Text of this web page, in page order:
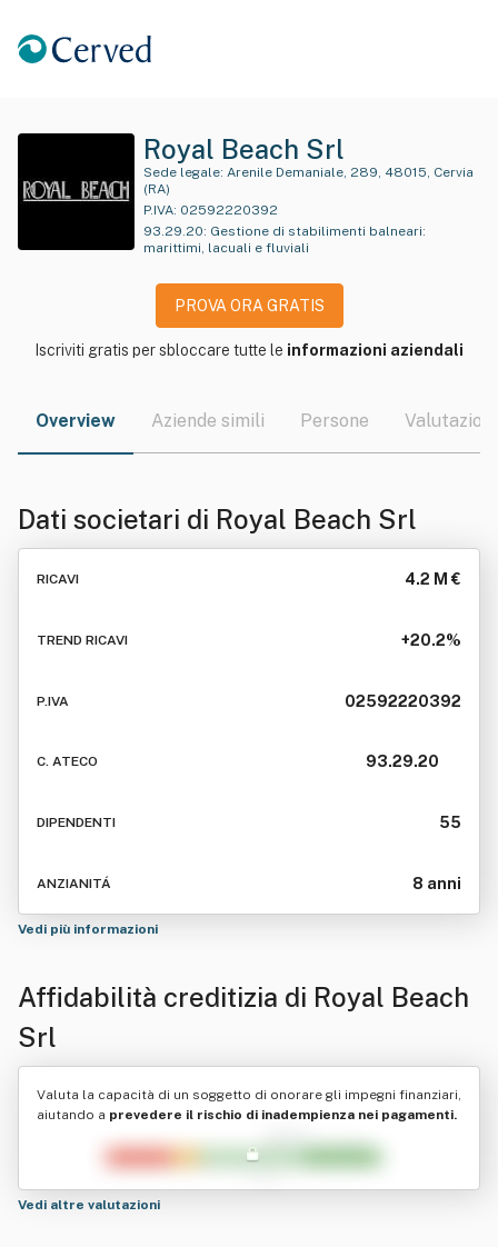
Royal Beach Srl
Sede legale:
(RA)
P.IVA: 02592220392
93.29.20: Gestione di stabilimenti balneari:
marittimi, lacuali e fluviali
PROVA ORA GRATIS
Iscriviti gratis per sbloccare tutte le informazioni aziendali
Overview Aziende simili Persone Valutazioni
Dati societari di Royal Beach Srl
RICAVI 4.2 M €
TREND RICAVI +20.2%
P.IVA 02592220392
C. ATECO 93.29.20
DIPENDENTI 55
ANZIANITÁ 8 anni
Vedi più informazioni
Affidabilità creditizia di Royal Beach
Srl
Valuta la capacità di un soggetto di onorare gli impegni finanziari,
aiutando a prevedere il rischio di inadempienza nei pagamenti.
Vedi altre valutazioni